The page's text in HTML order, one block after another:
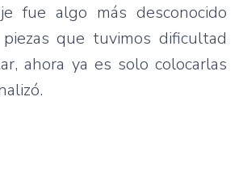
fue algo más desconocido
que tuvimos dificultad
ahora ya es solo colocarlas